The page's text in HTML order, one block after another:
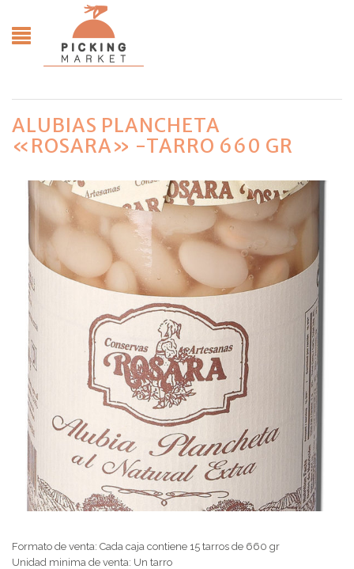
ALUBIAS PLANCHETA
«ROSARA» -TARRO 660 GR
Formato de venta: Cada caja contiene 15 tarros de 660 gr
Unidad minima de venta: Un tarro